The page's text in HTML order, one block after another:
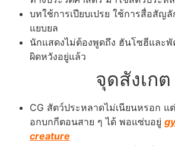
บทใช้การเปียบเปรย ใช้การสื่อสัญ
แยบยล
นักแสดงไม่ต้องพูดถึง ฮันโซฮีและ
ผิดหวังอยู่แล้ว
จุดสังเกต
CG สัตว์ประหลาดไม่เนียนหรอก
อกบกกีตอนสาย ๆ ได้ พอแซ่บอยู่
creature